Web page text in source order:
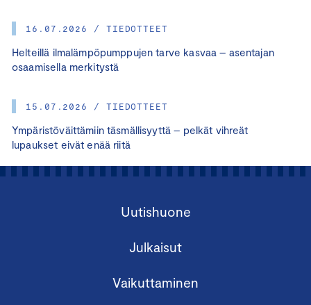
16.07.2026 / TIEDOTTEET
Helteillä ilmalämpöpumppujen tarve kasvaa – asentajan
osaamisella merkitystä
15.07.2026 / TIEDOTTEET
Ympäristöväittämiin täsmällisyyttä – pelkät vihreät
lupaukset eivät enää riitä
Uutishuone
Julkaisut
Vaikuttaminen